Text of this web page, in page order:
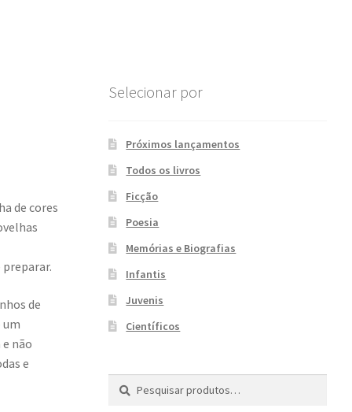
de cores
de
um
não
e
Selecionar por
Próximos lançamentos
Todos os livros
Ficção
Poesia
Memórias e Biografias
Infantis
Juvenis
Científicos
Pesquisar